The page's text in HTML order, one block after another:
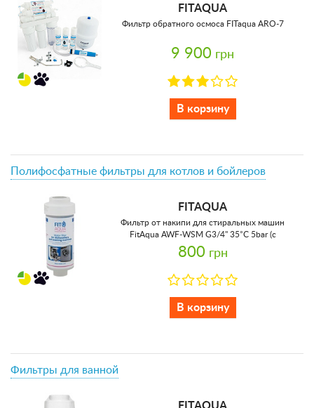
FITAQUA
Фильтр обратного осмоса FITaqua ARO-7
9 900 грн
В корзину
Полифосфатные фильтры для котлов и бойлеров
FITAQUA
Фильтр от накипи для стиральных машин
FitAqua AWF-WSM G3/4'' 35°C 5bar (с
кристаллами полифосфата)
800 грн
В корзину
Фильтры для ванной